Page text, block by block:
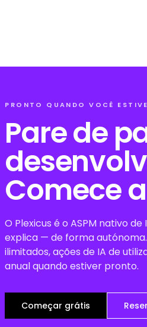
PRONTO QUANDO VOCÊ
Pare de
Comece
O Plexicus é o ASPM nativo
explica — de forma
ilimitados, ações de IA de
anual quando estiver pronto.
Começar grátis